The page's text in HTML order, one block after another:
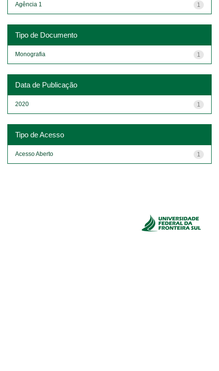
1
Agência 1
Tipo de Documento
1
Monografia
Data de Publicação
1
2020
Tipo de Acesso
1
Acesso Aberto